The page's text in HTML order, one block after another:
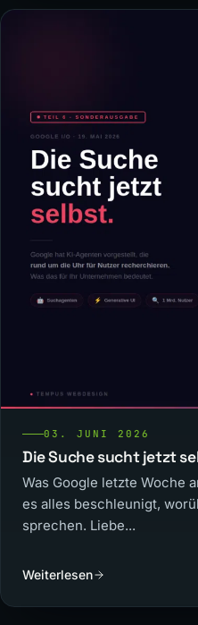
03. JUNI 2026
Die Suche sucht jetzt
Was Google letzte Woche
es alles beschleunigt,
sprechen. Liebe...
Weiterlesen